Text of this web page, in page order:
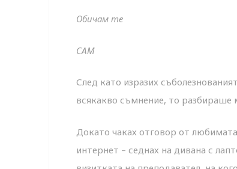
Обичам те
САМ
След като изразих
всякакво съмнение, то
Докато чаках отговор от
интернет – седнах на дивана с